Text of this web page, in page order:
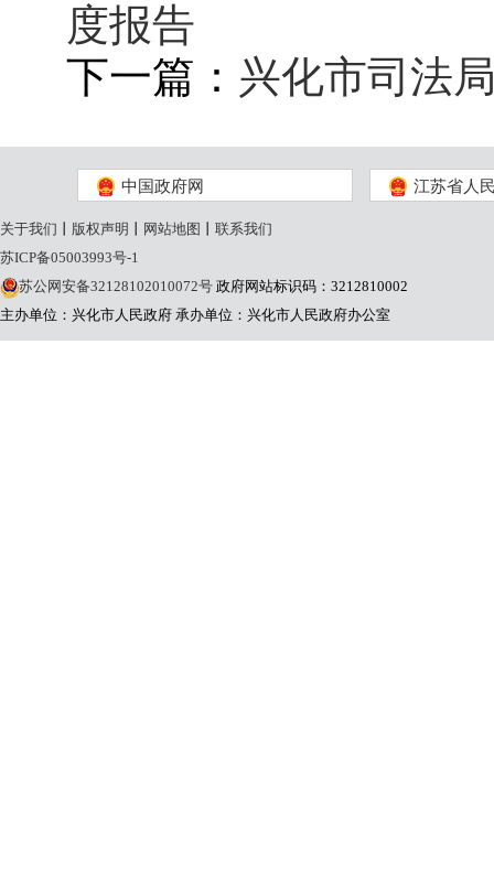
度报告
下一篇： 兴化市司法
中国政府网 江苏省人
关于我们 版权声明 网站地图
联系我们
苏ICP备05003993号-1
苏公网安备32128102010072号 政府网站标识码：3212810002
主办单位：兴化市人民政府 承办单位：兴化市人民政府办公室